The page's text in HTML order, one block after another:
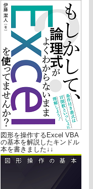
図形を操作するExcel VBA
の基本を解説したキンドル
本を書きました↓↓